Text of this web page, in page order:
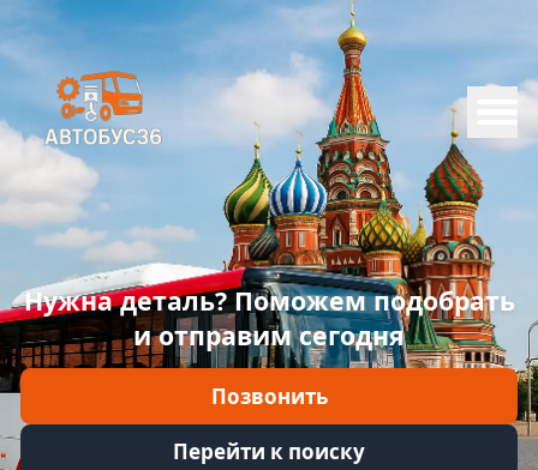
Нужна деталь? Поможем подобрать
и отправим сегодня
Позвонить
Перейти к поиску
Меню
Главная
Каталог
Марки
Информация